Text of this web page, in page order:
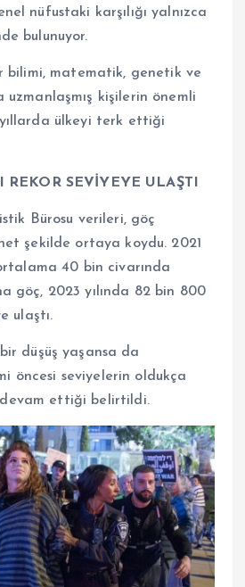
nüfustaki karşılığı yalnızca
bulunuyor.
bilimi, matematik, genetik ve
kişilerin önemli
ülkeyi terk ettiği
REKOR SEVİYEYE ULAŞTI
Bürosu verileri, göç
şekilde ortaya koydu. 2021
40 bin civarında
göç, 2023 yılında 82 bin 800
ulaştı.
bir düşüş yaşansa da
öncesi seviyelerin oldukça
ettiği belirtildi.